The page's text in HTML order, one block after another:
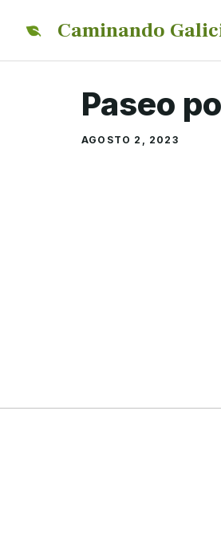
contenido
Caminando
Paseo
AGOSTO 2, 2023